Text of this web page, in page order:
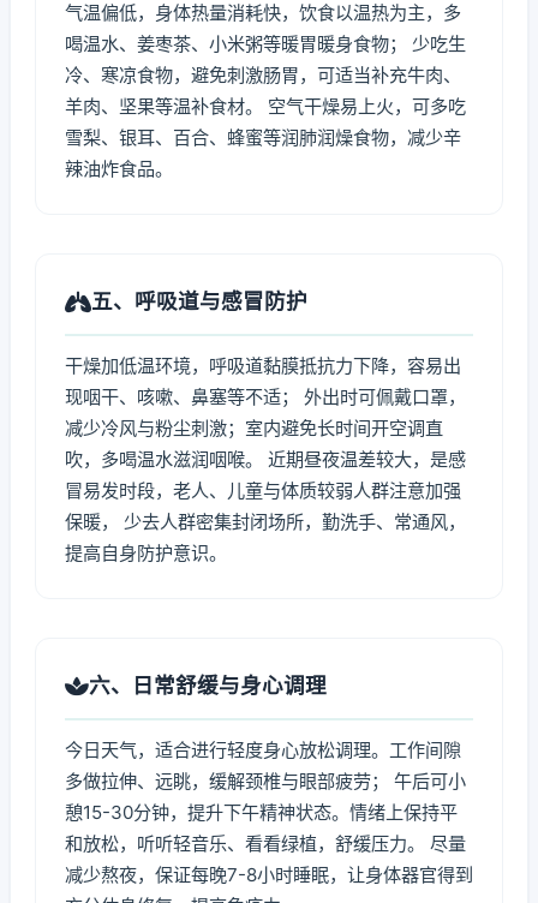
气温偏低，身体热量消耗快，饮食以温热为主，多
喝温水、姜枣茶、小米粥等暖胃暖身食物； 少吃生
冷、寒凉食物，避免刺激肠胃，可适当补充牛肉、
羊肉、坚果等温补食材。 空气干燥易上火，可多吃
雪梨、银耳、百合、蜂蜜等润肺润燥食物，减少辛
辣油炸食品。
五、呼吸道与感冒防护
干燥加低温环境，呼吸道黏膜抵抗力下降，容易出
现咽干、咳嗽、鼻塞等不适； 外出时可佩戴口罩，
减少冷风与粉尘刺激；室内避免长时间开空调直
吹，多喝温水滋润咽喉。 近期昼夜温差较大，是感
冒易发时段，老人、儿童与体质较弱人群注意加强
保暖， 少去人群密集封闭场所，勤洗手、常通风，
提高自身防护意识。
六、日常舒缓与身心调理
今日天气，适合进行轻度身心放松调理。工作间隙
多做拉伸、远眺，缓解颈椎与眼部疲劳； 午后可小
憩15-30分钟，提升下午精神状态。情绪上保持平
和放松，听听轻音乐、看看绿植，舒缓压力。 尽量
减少熬夜，保证每晚7-8小时睡眠，让身体器官得到